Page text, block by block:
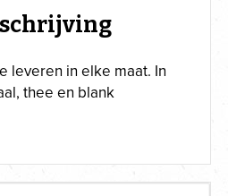
leveren in elke maat. In
thee en blank